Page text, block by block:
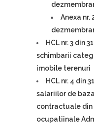
Anexa
HCL nr. 3 din
schimbarii
imobile terenuri
HCL nr. 4 din
salariilor de
contractuale
ocupatiinale